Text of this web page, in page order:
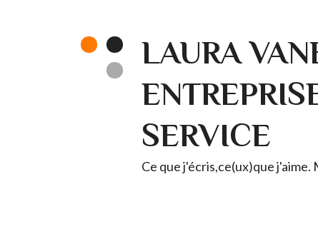
LAURA
SERVICE
Ce que j'écris,ce(ux)que j'aime.